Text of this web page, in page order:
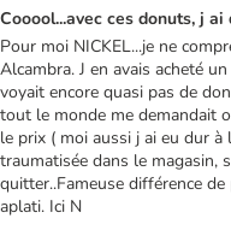
Cooool...avec ces donuts, j
Pour moi NICKEL...je ne
Alcambra. J en avais acheté
voyait encore quasi pas de
tout le monde me demandait
le prix ( moi aussi j ai eu dur
traumatisée dans le magasin,
quitter..Fameuse différence
aplati. Ici N